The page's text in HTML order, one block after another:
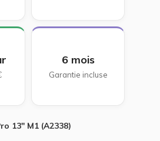
6 mois
Garantie incluse
13" M1 (A2338)